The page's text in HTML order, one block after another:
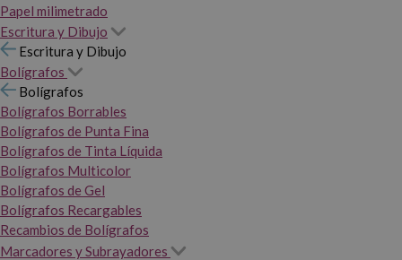
Papel milimetrado
Escritura y Dibujo
Escritura y Dibujo
Bolígrafos
Bolígrafos
Bolígrafos Borrables
Bolígrafos de Punta Fina
Bolígrafos de Tinta Líquida
Bolígrafos Multicolor
Bolígrafos de Gel
Bolígrafos Recargables
Recambios de Bolígrafos
Marcadores y Subrayadores